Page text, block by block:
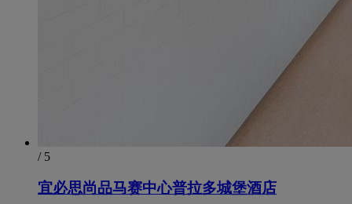
/ 5
宜必思尚品马赛中心普拉多城堡酒店